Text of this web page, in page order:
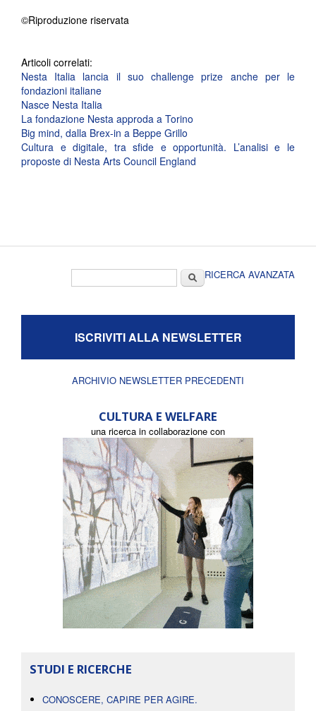
©Riproduzione riservata
Articoli correlati:
Nesta Italia lancia il suo challenge prize anche per le
fondazioni italiane
Nasce Nesta Italia
La fondazione Nesta approda a Torino
Big mind, dalla Brex-in a Beppe Grillo
Cultura e digitale, tra sfide e opportunità. L’analisi e le
proposte di Nesta Arts Council England
CercaRICERCA AVANZATA
ISCRIVITI ALLA NEWSLETTER
ARCHIVIO NEWSLETTER PRECEDENTI
CULTURA E WELFARE
una ricerca in collaborazione con
STUDI E RICERCHE
CONOSCERE, CAPIRE PER AGIRE.